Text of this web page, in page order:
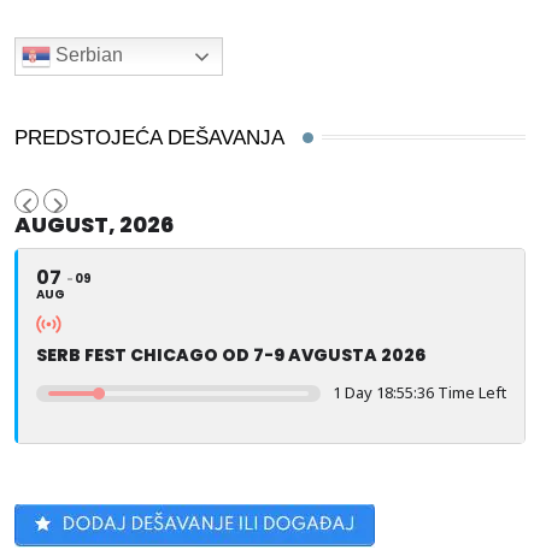
Serbian
PREDSTOJEĆA DEŠAVANJA
AUGUST, 2026
07
AUG
09
SERB FEST CHICAGO OD 7-9 AVGUSTA 2026
1 Day 18:55:35 Time Left